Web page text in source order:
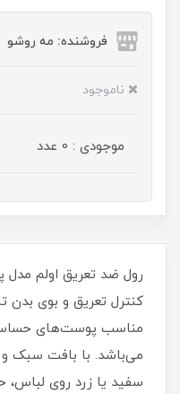
فروشنده: مه رو‌شو
ناموجود
موجودی : 0 عدد
رول ضد تعریق اولم مدل
مناسب پوست‌های حساس
می‌باشد. با بافت سبک
سفید یا زرد روی